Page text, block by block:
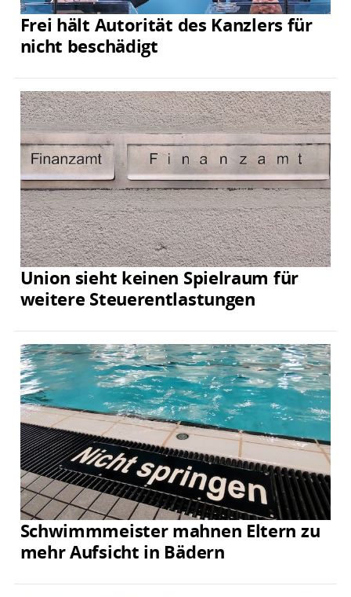
Frei hält Autorität des Kanzlers für
nicht beschädigt
Union sieht keinen Spielraum für
weitere Steuerentlastungen
Schwimmmeister mahnen Eltern zu
mehr Aufsicht in Bädern